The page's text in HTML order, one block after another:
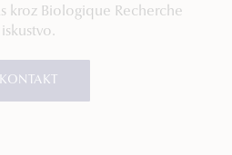
kroz Biologique Recherche
iskustvo.
KONTAKT